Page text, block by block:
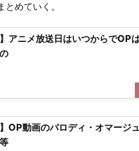
めていく。
】アニメ放送日はいつからでOP
】OP動画のパロディ・オマージ